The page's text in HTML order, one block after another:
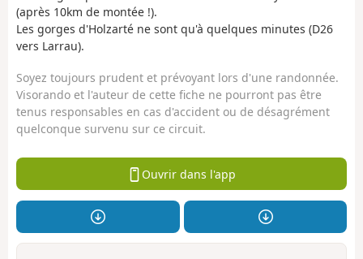
(après 10km de montée !).
Les gorges d'Holzarté ne sont qu'à quelques minutes (D26
vers Larrau).
Soyez toujours prudent et prévoyant lors d'une randonnée.
Visorando et l'auteur de cette fiche ne pourront pas être
tenus responsables en cas d'accident ou de désagrément
quelconque survenu sur ce circuit.
Ouvrir dans l'app